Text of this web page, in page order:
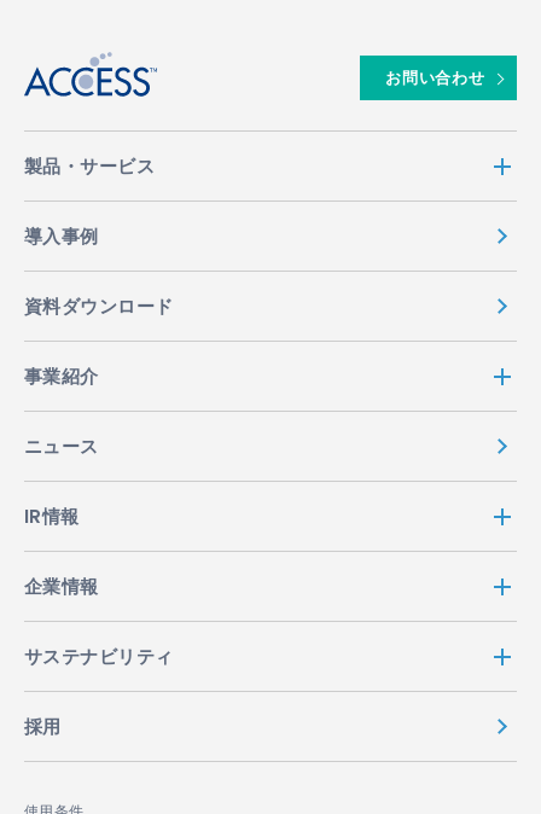
お問い合わせ
製品・サービス
導入事例
資料ダウンロード
事業紹介
ニュース
IR情報
企業情報
サステナビリティ
採用